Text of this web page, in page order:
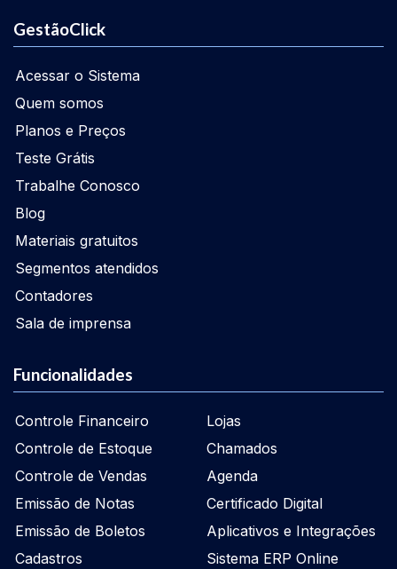
GestãoClick
Acessar o Sistema
Quem somos
Planos e Preços
Teste Grátis
Trabalhe Conosco
Blog
Materiais gratuitos
Segmentos atendidos
Contadores
Sala de imprensa
Funcionalidades
Controle Financeiro
Controle de Estoque
Controle de Vendas
Emissão de Notas
Emissão de Boletos
Cadastros
Lojas
Chamados
Agenda
Certificado Digital
Aplicativos e Integrações
Sistema ERP Online